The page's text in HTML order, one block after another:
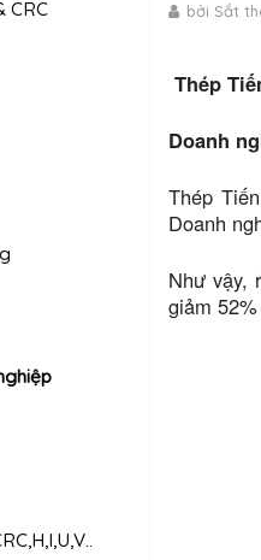
CRC
bởi Sắt
Thép
Doanh
Thép
Doanh
Như vậy,
giảm